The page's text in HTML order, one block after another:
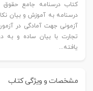
دکتر
معتمدی
عدد
کتاب درسنامه جامع
درسنامه به آموزش و بیان
آزمونی جهت آمادگی در
تجارت با بیان ساده و به
یافته...
مشخصات و ویژگی کتاب